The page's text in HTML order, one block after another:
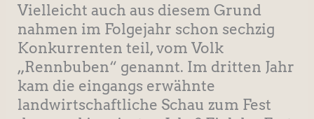
Vielleicht auch aus diesem Grund
nahmen im Folgejahr schon sechzig
Konkurrenten teil, vom Volk
„Rennbuben“ genannt. Im dritten Jahr
kam die eingangs erwähnte
landwirtschaftliche Schau zum Fest